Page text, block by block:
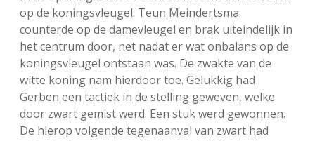
op de koningsvleugel. Teun Meindertsma
counterde op de damevleugel en brak uiteindelijk in
het centrum door, net nadat er wat onbalans op de
koningsvleugel ontstaan was. De zwakte van de
witte koning nam hierdoor toe. Gelukkig had
Gerben een tactiek in de stelling geweven, welke
door zwart gemist werd. Een stuk werd gewonnen.
De hierop volgende tegenaanval van zwart had